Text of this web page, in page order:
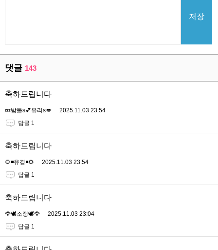
저장
댓글 143
축하드립니다
💤밤톨s💕유리s💋
2025.11.03 23:54
답글 1
축하드립니다
🌻◾유경◾🌻
2025.11.03 23:54
답글 1
축하드립니다
🦅🕊소정🕊🦅
2025.11.03 23:04
답글 1